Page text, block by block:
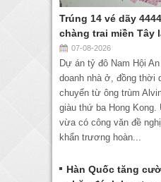
Trúng 14 vé dãy
chàng trai miền Tây
07-08-2026
Dự án tỷ đô Nam Hội
doanh nhà ở, đồng thời
chuyển từ ông trùm
giàu thứ ba Hong Kong.
vừa có công văn đề
khẩn trương hoàn...
Hàn Quốc tăng